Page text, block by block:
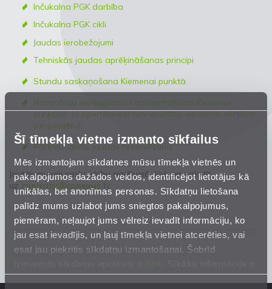
Šī tīmekļa vietne izmanto sīkfailus
Mēs izmantojam sīkdatnes mūsu tīmekļa vietnēs un
pakalpojumos dažādos veidos, identificējot lietotājus kā
unikālas, bet anonīmas personas. Sīkdatņu lietošana
palīdz mums uzlabot jums sniegtos pakalpojumus,
piemēram, neļaujot jums vēlreiz ievadīt informāciju, ko
jau esat ievadījis, un ļauj tīmekļa vietnei atcerēties, vai
esat jau piekritis sīkdatņu izmantošanai. Šobrīd
mūsuPrivātuma atrunā.
Inčukalna PGK darbība
Inčukalna PGK cikli
Jaudas ierobežojumi
Tehniskās jaudas aprēķināšanas principi
Stundu saskaņošana Kiemenai punktā
Nomināciju iesniegšana / apstiprināšana Kiemenai
punktam, ja operatoriem nav iesūtītas vienādas vērtības
(ar piemēru)
Pārtraucamās jaudas rezervēšana
Jautājumu vai neskaidrību gadījumā, lūdzam rakstīt
uz capacity@conexus.lv